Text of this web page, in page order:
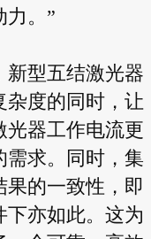
力。”
新型五结激光器
杂度的同时，让
光器工作电流更
需求。同时，集
果的一致性，即
下亦如此。这为